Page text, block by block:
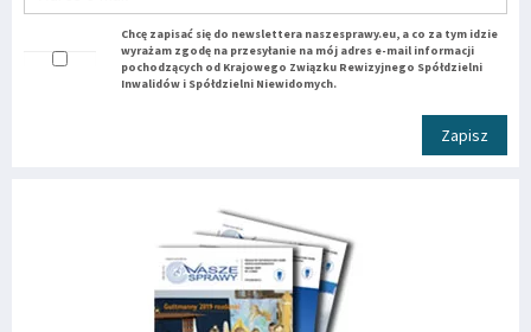
Chcę zapisać się do newslettera naszesprawy.eu, a co za tym idzie
wyrażam zgodę na przesyłanie na mój adres e-mail informacji
pochodzących od Krajowego Związku Rewizyjnego Spółdzielni
Inwalidów i Spółdzielni Niewidomych.
Zapisz